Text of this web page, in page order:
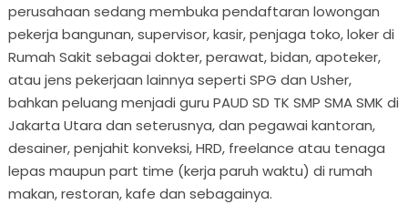
perusahaan sedang membuka pendaftaran lowongan
pekerja bangunan, supervisor, kasir, penjaga toko, loker di
Rumah Sakit sebagai dokter, perawat, bidan, apoteker,
atau jens pekerjaan lainnya seperti SPG dan Usher,
bahkan peluang menjadi guru PAUD SD TK SMP SMA SMK di
Jakarta Utara dan seterusnya, dan pegawai kantoran,
desainer, penjahit konveksi, HRD, freelance atau tenaga
lepas maupun part time (kerja paruh waktu) di rumah
makan, restoran, kafe dan sebagainya.